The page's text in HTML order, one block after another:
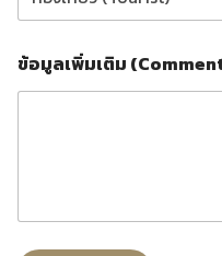
ข้อมูลเพิ่มเติม